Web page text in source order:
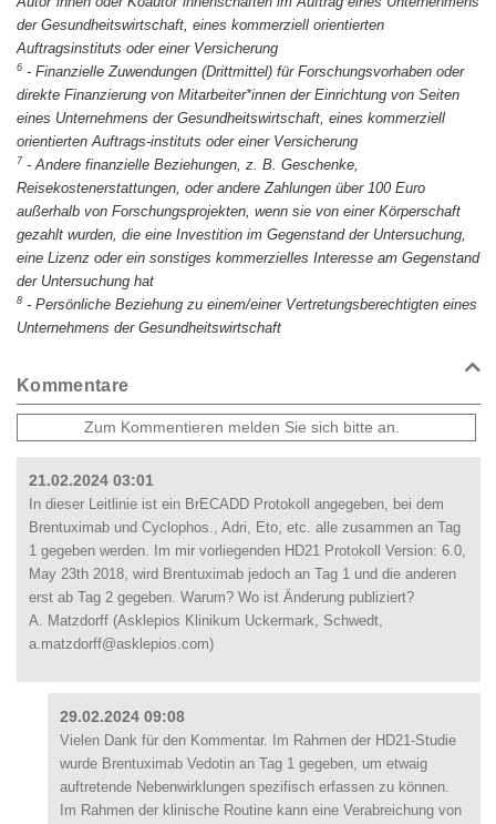
der Gesundheitswirtschaft, eines kommerziell orientierten
Auftragsinstituts oder einer Versicherung
6 - Finanzielle Zuwendungen (Drittmittel) für Forschungsvorhaben oder
direkte Finanzierung von Mitarbeiter*innen der Einrichtung von Seiten
eines Unternehmens der Gesundheitswirtschaft, eines kommerziell
orientierten Auftrags-instituts oder einer Versicherung
7 - Andere finanzielle Beziehungen, z. B. Geschenke,
Reisekostenerstattungen, oder andere Zahlungen über 100 Euro
außerhalb von Forschungsprojekten, wenn sie von einer Körperschaft
gezahlt wurden, die eine Investition im Gegenstand der Untersuchung,
eine Lizenz oder ein sonstiges kommerzielles Interesse am Gegenstand
der Untersuchung hat
8 - Persönliche Beziehung zu einem/einer Vertretungsberechtigten eines
Unternehmens der Gesundheitswirtschaft
Kommentare
21.02.2024 03:01
In dieser Leitlinie ist ein BrECADD Protokoll angegeben, bei dem
Brentuximab und Cyclophos., Adri, Eto, etc. alle zusammen an Tag
1 gegeben werden. Im mir vorliegenden HD21 Protokoll Version: 6.0,
May 23th 2018, wird Brentuximab jedoch an Tag 1 und die anderen
erst ab Tag 2 gegeben. Warum? Wo ist Änderung publiziert?
A. Matzdorff (Asklepios Klinikum Uckermark, Schwedt,
a.matzdorff@asklepios.com)
29.02.2024 09:08
Vielen Dank für den Kommentar. Im Rahmen der HD21-Studie
wurde Brentuximab Vedotin an Tag 1 gegeben, um etwaig
auftretende Nebenwirklungen spezifisch erfassen zu können.
Im Rahmen der klinische Routine kann eine Verabreichung von